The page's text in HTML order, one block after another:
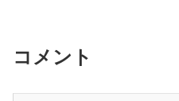
コメント